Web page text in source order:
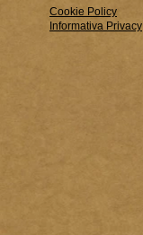
Cookie Policy
Informativa Privacy